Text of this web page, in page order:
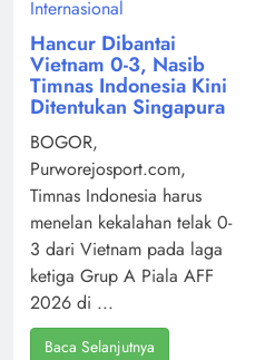
Internasional
Hancur Dibantai
Vietnam 0-3, Nasib
Timnas Indonesia Kini
Ditentukan Singapura
BOGOR,
Purworejosport.com,
Timnas Indonesia harus
menelan kekalahan telak 0-
3 dari Vietnam pada laga
ketiga Grup A Piala AFF
2026 di ...
Baca Selanjutnya